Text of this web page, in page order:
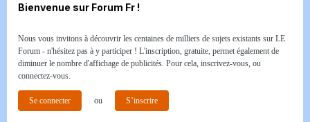
Bienvenue sur Forum Fr !
Nous vous invitons à découvrir les centaines de milliers de sujets existants sur LE
Forum - n'hésitez pas à y participer ! L'inscription, gratuite, permet également de
diminuer le nombre d'affichage de publicités. Pour cela, inscrivez-vous, ou
connectez-vous.
Se connecter ou S’inscrire